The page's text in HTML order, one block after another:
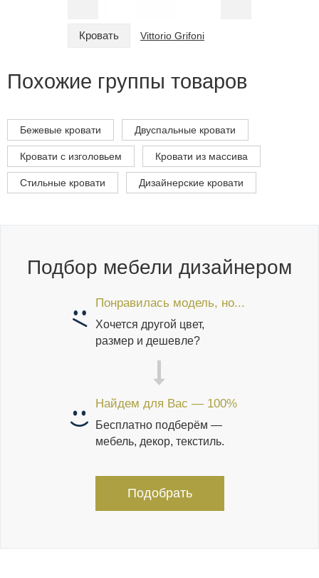
Кровать Vittorio Grifoni
Похожие группы товаров
Бежевые кровати Двуспальные кровати
Кровати с изголовьем Кровати из массива
Стильные кровати Дизайнерские кровати
Подбор мебели дизайнером
Понравилась модель, но...
Хочется другой цвет,
размер и дешевле?
Найдем для Вас — 100%
Бесплатно подберём —
мебель, декор, текстиль.
Подобрать